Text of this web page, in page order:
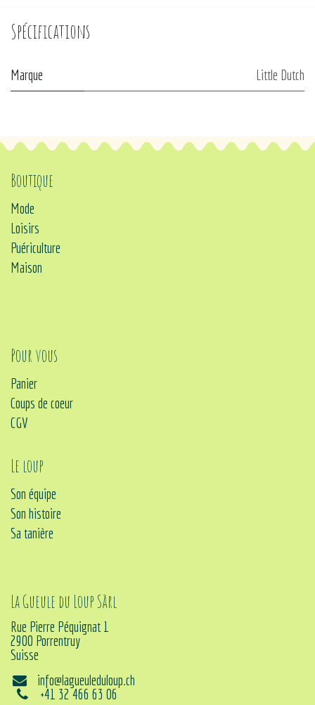
Spécifications
Marque Little Dutch
Boutique
Mode
Loisirs
Puériculture
Maison
Pour vous
Panier
Coups de coeur
CGV
Le loup
Son équipe
Son histoire
Sa tanière
La Gueule du Loup Sàrl
Rue Pierre Péquignat 1
2900 Porrentruy
Suisse
info@lagueuleduloup.ch
+41 32 466 63 06